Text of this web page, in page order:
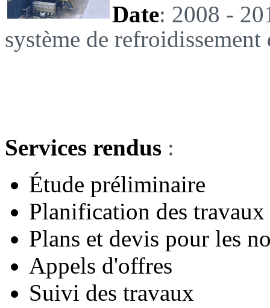
Date: 2008 -
système de
Services rendus :
Étude préliminaire
Planification des travaux
Plans et devis pour les
Appels d'offres
Suivi des travaux